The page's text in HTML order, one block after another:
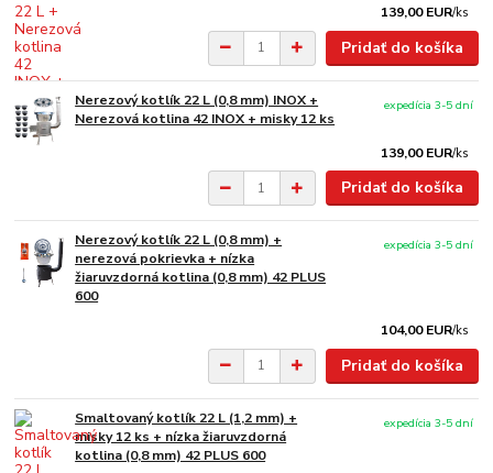
139,00 EUR/ks
Pridať do košíka
Nerezový kotlík 22 L (0,8 mm) INOX +
Nerezová kotlina 42 INOX + misky 12 ks
139,00 EUR/ks
expedícia 3-5 dní
Pridať do košíka
Nerezový kotlík 22 L (0,8 mm) +
nerezová pokrievka + nízka
žiaruvzdorná kotlina (0,8 mm) 42 PLUS
600
104,00 EUR/ks
expedícia 3-5 dní
Pridať do košíka
Smaltovaný kotlík 22 L (1,2 mm) +
misky 12 ks + nízka žiaruvzdorná
kotlina (0,8 mm) 42 PLUS 600
expedícia 3-5 dní